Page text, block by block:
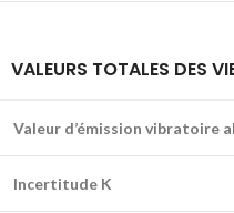
VALEURS TOTALES DES
Valeur d’émission vibratoire
Incertitude K